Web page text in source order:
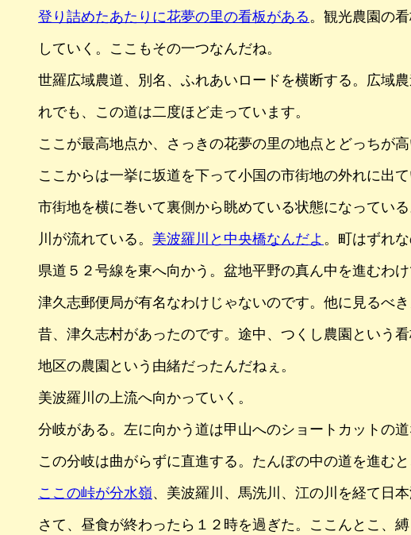
登り詰めたあたりに花夢の里の看板がある 。観光農園の
していく。ここもその一つなんだね。
世羅広域農道、別名、ふれあいロードを横断する。広域
れでも、この道は二度ほど走っています。
ここが最高地点か、さっきの花夢の里の地点とどっちが
ここからは一挙に坂道を下って小国の市街地の外れに出て
市街地を横に巻いて裏側から眺めている状態になっている
川が流れている。 美波羅川と中央橋なんだよ 。町はずれ
県道５２号線を東へ向かう。盆地平野の真ん中を進むわ
津久志郵便局が有名なわけじゃないのです。他に見るべ
昔、津久志村があったのです。途中、つくし農園という
地区の農園という由緒だったんだねぇ。
美波羅川の上流へ向かっていく。
分岐がある。左に向かう道は甲山へのショートカットの
この分岐は曲がらずに直進する。たんぼの中の道を進む
ここの峠が分水嶺、美波羅川、馬洗川、江の川を経て日
さて、昼食が終わったら１２時を過ぎた。ここんとこ、